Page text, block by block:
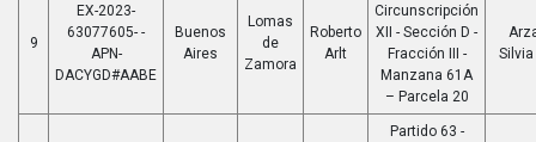
9
EX-2023-
63077605- -
APN-
DACYGD#AABE
Buenos
Aires
Lomas
de
Zamora
Roberto
Arlt
Circunscripción
XII - Sección D -
Fracción III -
Manzana 61A
– Parcela 20
Partido 63 -